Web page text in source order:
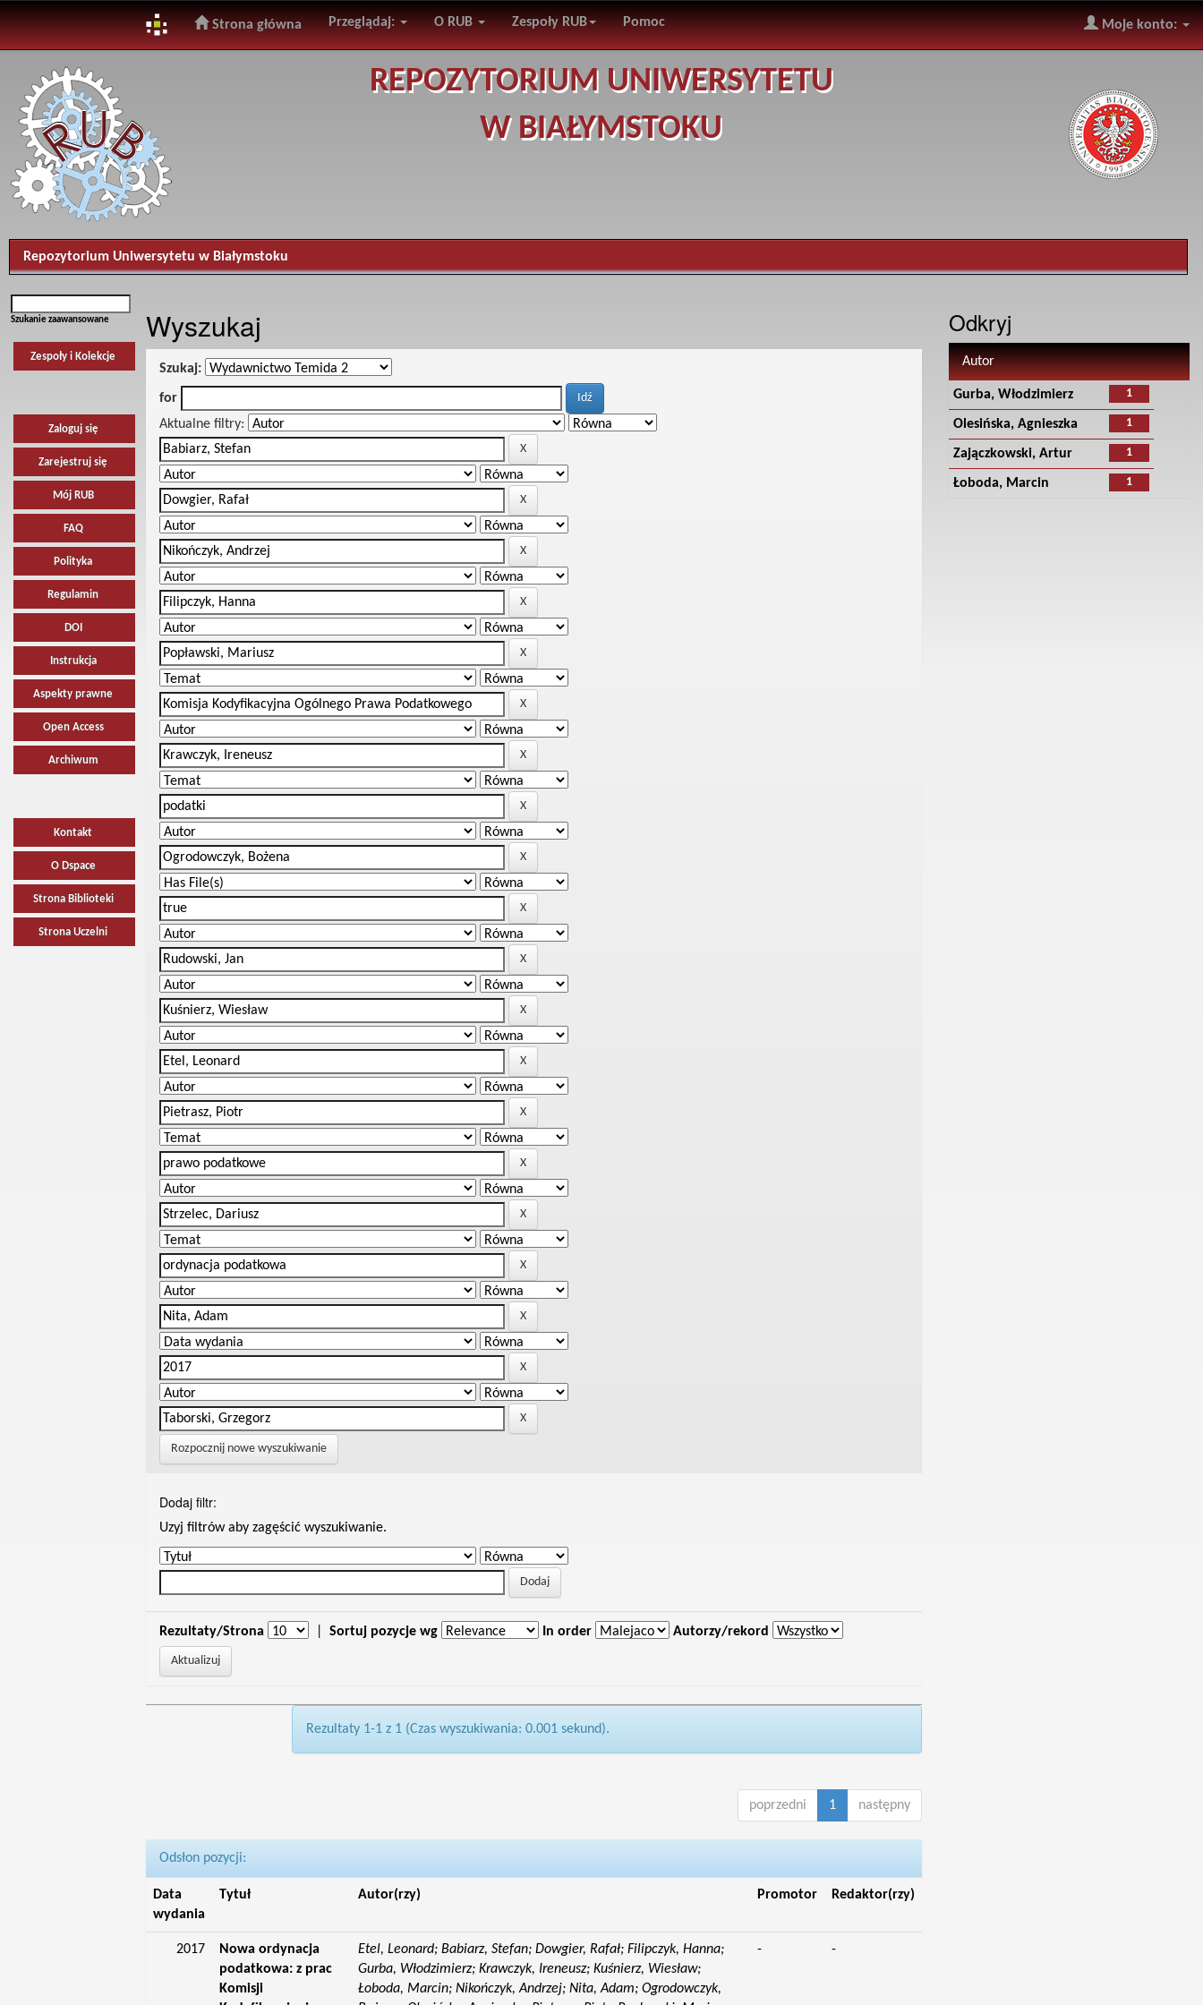
navigation
Strona główna Przeglądaj: O RUB Zespoły RUB Pomoc Moje konto:
REPOZYTORIUM UNIWERSYTETU
W BIAŁYMSTOKU
Repozytorium Uniwersytetu w Białymstoku
Szukanie zaawansowane
Zespoły i Kolekcje
Zaloguj się
Zarejestruj się
Mój RUB
FAQ
Polityka
Regulamin
DOI
Instrukcja
Aspekty prawne
Open Access
Archiwum
Kontakt
O Dspace
Strona Biblioteki
Strona Uczelni
Wyszukaj
Szukaj:
for
Aktualne filtry:
Rozpocznij nowe wyszukiwanie
Dodaj filtr:
Uzyj filtrów aby zagęścić wyszukiwanie.
Rezultaty/Strona Sortuj pozycje wg In order Autorzy/rekord
Rezultaty 1-1 z 1 (Czas wyszukiwania: 0.001 sekund).
poprzedni 1 następny
Odsłon pozycji:
Data
wydania
Tytuł Autor(rzy) Promotor Redaktor(rzy)
2017
Nowa ordynacja
podatkowa: z prac
Komisji
Etel, Leonard; Babiarz, Stefan; Dowgier, Rafał; Filipczyk, Hanna;
Gurba, Włodzimierz; Krawczyk, Ireneusz; Kuśnierz, Wiesław;
Łoboda, Marcin; Nikończyk, Andrzej; Nita, Adam; Ogrodowczyk,
- -
Odkryj
Autor
1
Gurba, Włodzimierz
1
Olesińska, Agnieszka
1
Zajączkowski, Artur
1
Łoboda, Marcin